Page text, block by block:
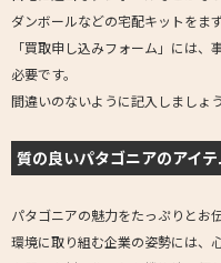
ダンボールなどの宅配キットをま
「買取申し込みフォーム」には
必要です。
間違いのないように記入しましょう
質の良いパタゴニアのアイ
パタゴニアの魅力をたっぷりとお
環境に取り組む企業の姿勢には、